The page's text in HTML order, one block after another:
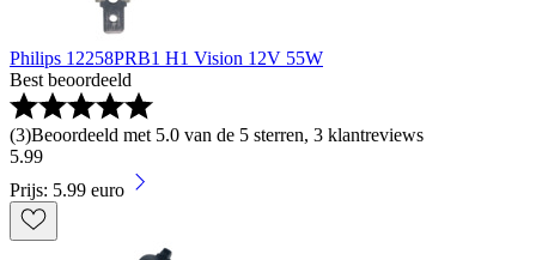
Philips 12258PRB1 H1 Vision 12V 55W
Best beoordeeld
(3)Beoordeeld met 5.0 van de 5 sterren, 3 klantreviews
5.99
Prijs: 5.99 euro